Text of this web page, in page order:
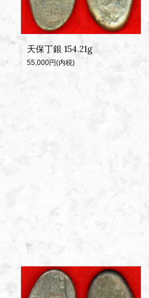
天保丁銀 154.21g
55,000円(内税)